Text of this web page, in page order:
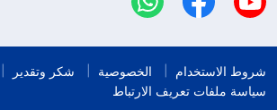
شروط الاستخدام الخصوصية
شكر وتقدير
سياسة ملفات تعريف الارتباط